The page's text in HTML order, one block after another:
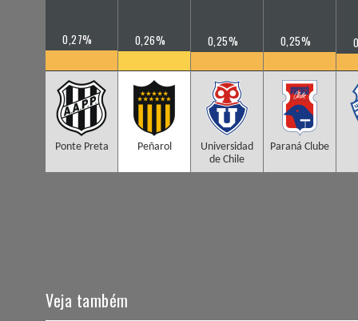
0,27%
Ponte Preta
0,26%
Peñarol
0,25%
Universidad
de Chile
0,25%
Paraná Clube
Veja também